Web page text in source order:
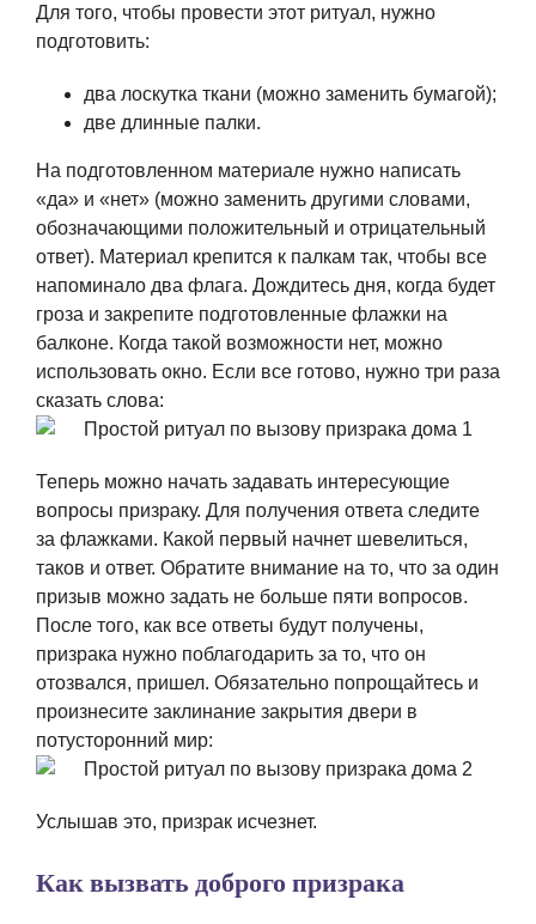
Для того, чтобы провести этот ритуал, нужно
подготовить:
два лоскутка ткани (можно заменить бумагой);
две длинные палки.
На подготовленном материале нужно написать
«да» и «нет» (можно заменить другими словами,
обозначающими положительный и отрицательный
ответ). Материал крепится к палкам так, чтобы все
напоминало два флага. Дождитесь дня, когда будет
гроза и закрепите подготовленные флажки на
балконе. Когда такой возможности нет, можно
использовать окно. Если все готово, нужно три раза
сказать слова:
Теперь можно начать задавать интересующие
вопросы призраку. Для получения ответа следите
за флажками. Какой первый начнет шевелиться,
таков и ответ. Обратите внимание на то, что за один
призыв можно задать не больше пяти вопросов.
После того, как все ответы будут получены,
призрака нужно поблагодарить за то, что он
отозвался, пришел. Обязательно попрощайтесь и
произнесите заклинание закрытия двери в
потусторонний мир:
Услышав это, призрак исчезнет.
Как вызвать доброго призрака